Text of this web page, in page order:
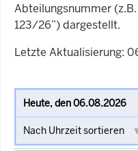
Abteilungsnummer
123/26”) dargestellt.
Letzte Aktualisierung: